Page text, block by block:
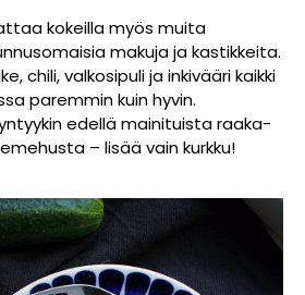
kokeilla myös muita
makuja ja kastikkeita.
chili, valkosipuli ja inkivääri kaikki
paremmin kuin hyvin.
edellä mainituista raaka-
– lisää vain kurkku!